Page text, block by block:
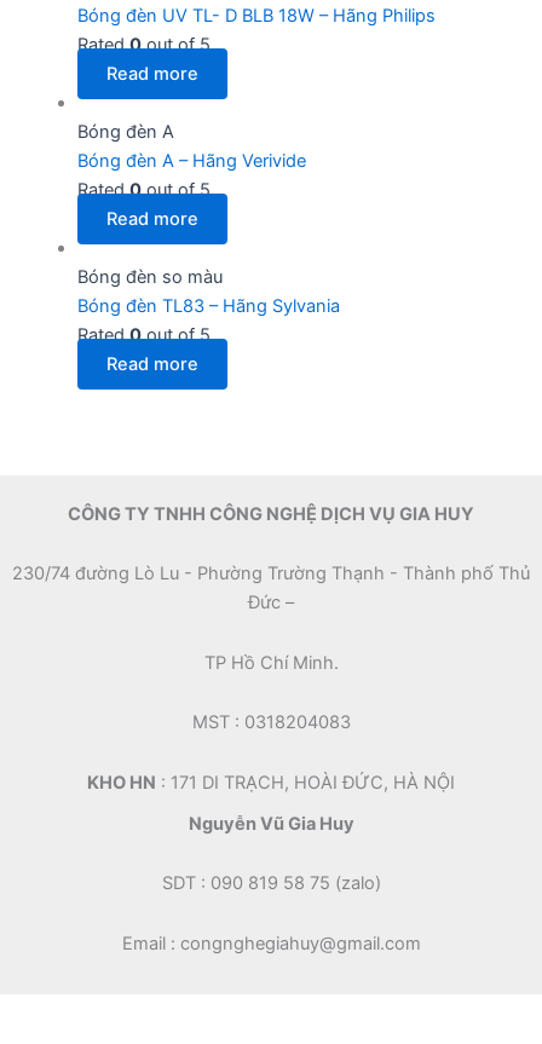
Bóng đèn UV TL- D BLB 18W – Hãng Philips
Rated0out of 5
Read more
Bóng đèn A
Bóng đèn A – Hãng Verivide
Rated0out of 5
Read more
Bóng đèn so màu
Bóng đèn TL83 – Hãng Sylvania
Rated0out of 5
Read more
CÔNG TY TNHH CÔNG NGHỆ DỊCH VỤ GIA HUY
230/74 đường Lò Lu - Phường Trường Thạnh - Thành phố Thủ
Đức –
TP Hồ Chí Minh.
MST : 0318204083
KHO HN : 171 DI TRẠCH, HOÀI ĐỨC, HÀ NỘI
Nguyễn Vũ Gia Huy
SDT : 090 819 58 75 (zalo)
Email : congnghegiahuy@gmail.com